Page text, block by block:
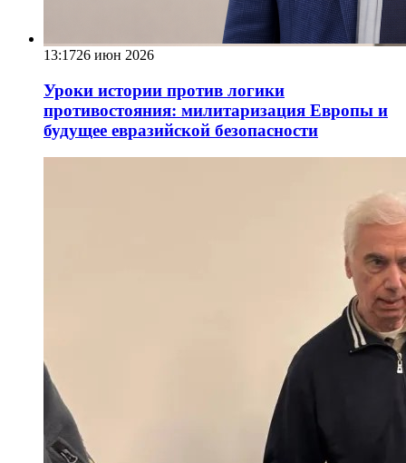
13:1726 июн 2026
Уроки истории против логики
противостояния: милитаризация Европы и
будущее евразийской безопасности